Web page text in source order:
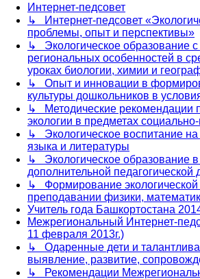
Интернет-педсовет
↳ Интернет-педсовет
проблемы, опыт и перспективы»
↳ Экологическое образование с
региональных особенностей в
уроках биологии, химии и
↳ Опыт и инновации в
культуры дошкольников в
↳ Методические рекомендации
экологии в предметах
↳ Экологическое воспитание на
языка и литературы
↳ Экологическое образование в
дополнительной педагогической
↳ Формирование экологической
преподавании физики,
Учитель года Башкортостана
Межрегиональный Интернет-
11 февраля 2013г.)
↳ Одаренные дети и
выявление, развитие,
↳ Рекомендации